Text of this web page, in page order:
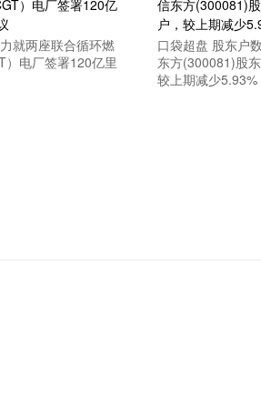
就两座联合循环燃
）电厂签署120亿里
口袋超盘 股东户
东方(300081)股
较上期减少5.93%